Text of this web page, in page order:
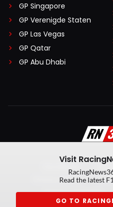
GP Singapore
GP Verenigde Staten
GP Las Vegas
GP Qatar
GP Abu Dhabi
Privacy Policy
Privacy manager
Visit
Read the latest
GO TO